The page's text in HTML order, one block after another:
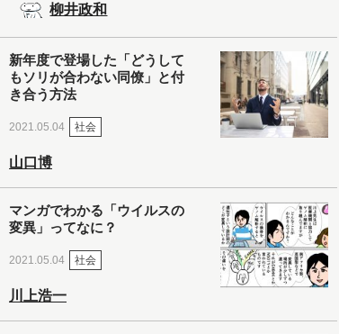
柳井政和
新年度で登場した「どうして
もソリが合わない同僚」と付
き合う方法
2021.05.04 社会
山口博
マンガでわかる「ウイルスの
変異」ってなに？
2021.05.04 社会
川上浩一